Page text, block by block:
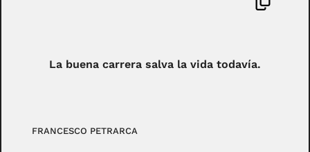
La buena carrera salva la vida todavía.
FRANCESCO PETRARCA